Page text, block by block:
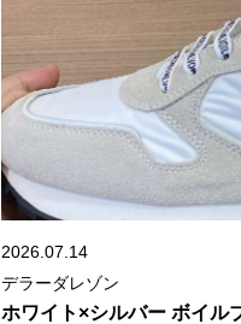
2026.07.14
デラーダレゾン
ホワイト×シルバー ボイル